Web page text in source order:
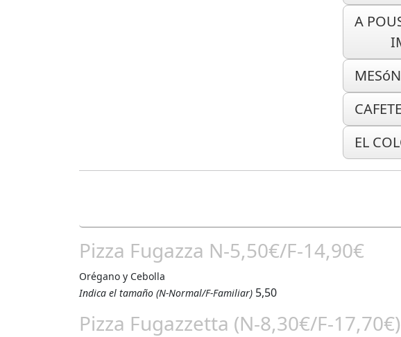
A
EL
Pizza Fugazza N-5,50€/F-14,90€
Orégano y Cebolla
Indica el tamaño (N-Normal/F-Familiar) 5,50
Pizza Fugazzetta (N-8,30€/F-17,70€)